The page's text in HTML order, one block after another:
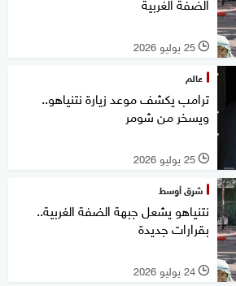
l 25 يوليو 2026
عالم
ترامب يكشف موعد زيارة نتنياهو..
ويسخر من شومر
l 25 يوليو 2026
شرق أوسط
نتنياهو يشعل جبهة الضفة الغربية..
بقرارات جديدة
l 24 يوليو 2026